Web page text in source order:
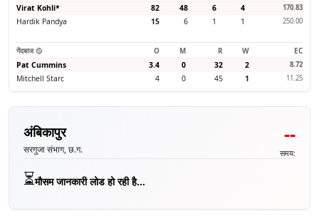
Virat Kohli* 82 48 6 4 170.83
Hardik Pandya 15 6 1 1 250.00
गेंदबाज 🥎 O M R W
EC
Pat Cummins
3.4 0 32 2 8.72
Mitchell Starc 4 0 45 1 11.25
अंबिकापुर
सरगुजा संभाग, छ.ग.
--
समय:
⏳मौसम जानकारी लोड हो रही है...